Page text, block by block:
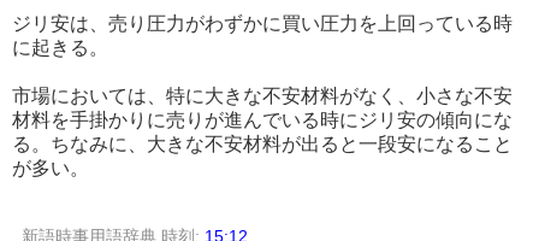
ジリ安は、売り圧力がわずかに買い圧力を上回っている時
に起きる。
市場においては、特に大きな不安材料がなく、小さな不安
材料を手掛かりに売りが進んでいる時にジリ安の傾向にな
る。ちなみに、大きな不安材料が出ると一段安になること
が多い。
新語時事用語辞典 時刻: 15:12